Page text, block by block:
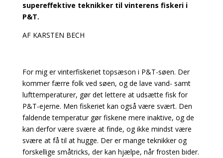
supereffektive teknikker til vinterens fiskeri i
P&T.
AF KARSTEN BECH
For mig er vinterfiskeriet topsæson i P&T-søen. Der
kommer færre folk ved søen, og de lave vand- samt
lufttemperaturer, gør det lettere at udsætte fisk for
P&T-ejerne. Men fiskeriet kan også være svært. Den
faldende temperatur gør fiskene mere inaktive, og de
kan derfor være svære at finde, og ikke mindst være
svære at få til at hugge. Der er mange teknikker og
forskellige småtricks, der kan hjælpe, når frosten bider.